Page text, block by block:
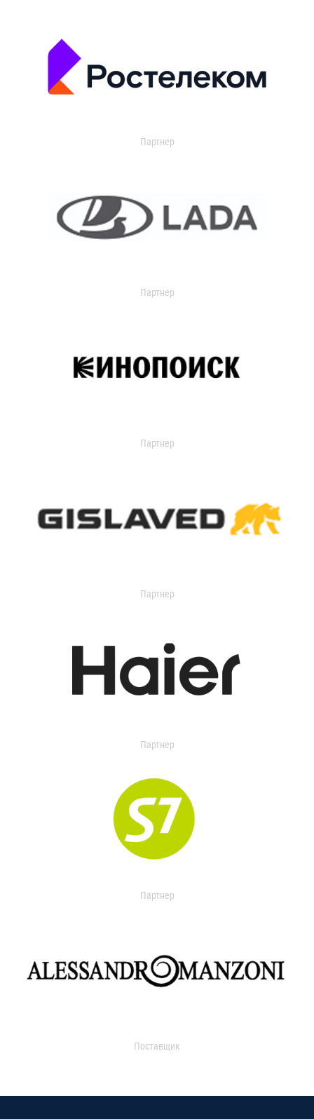
Партнер
Партнер
Партнер
Партнер
Партнер
Партнер
Поставщик